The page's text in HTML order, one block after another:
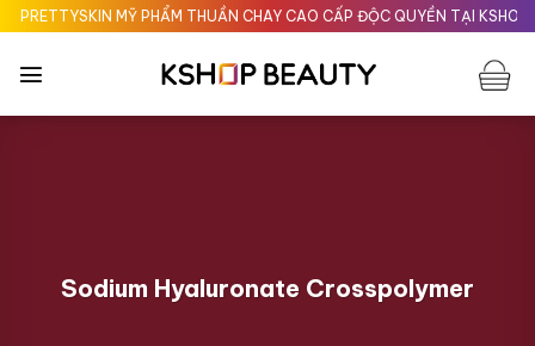
Chuyển
đến
nội
MỸ PHẨM THUẦN CHAY CAO CẤP ĐỘC QUYỀN TẠI
Sodium Hyaluronate Crosspolymer